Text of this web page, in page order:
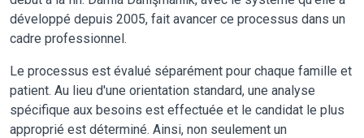
développé depuis 2005, fait avancer ce processus dans un
cadre professionnel.
Le processus est évalué séparément pour chaque famille et
patient. Au lieu d'une orientation standard, une analyse
spécifique aux besoins est effectuée et le candidat le plus
approprié est déterminé. Ainsi, non seulement un